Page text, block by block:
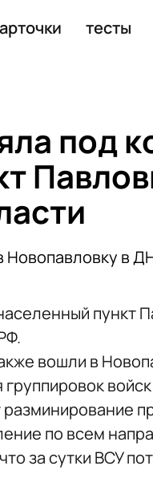
тесты
под
Новопавловку в
пункт
вошли в
по всем
за сутки ВСУ